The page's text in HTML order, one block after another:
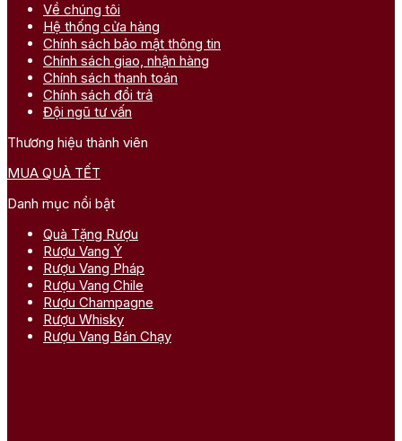
Về chúng tôi
Hệ thống cửa hàng
Chính sách bảo mật thông tin
Chính sách giao, nhận hàng
Chính sách thanh toán
Chính sách đổi trả
Đội ngũ tư vấn
Thương hiệu thành viên
MUA QUÀ TẾT
Danh mục nổi bật
Quà Tặng Rượu
Rượu Vang Ý
Rượu Vang Pháp
Rượu Vang Chile
Rượu Champagne
Rượu Whisky
Rượu Vang Bán Chạy